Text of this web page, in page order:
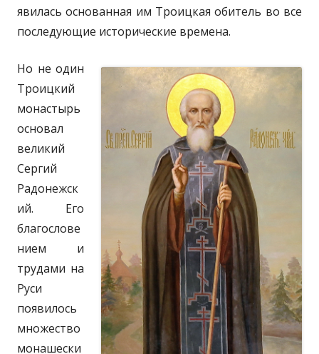
явилась основанная им Троицкая обитель во все
последующие исторические времена.
Но не один
Троицкий
монастырь
основал
великий
Сергий
Радонежск
ий. Его
благослове
нием и
трудами на
Руси
появилось
множество
монашески